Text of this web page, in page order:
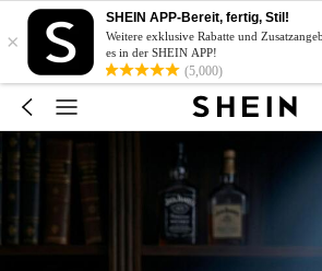
×
SHEIN APP-Bereit, fertig, Stil!
Weitere exklusive Rabatte und
es in der SHEIN APP!
(5,000)